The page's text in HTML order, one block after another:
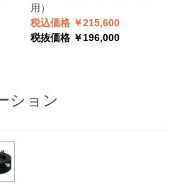
用）
税込価格 ￥215,600
税抜価格 ￥196,000
ション